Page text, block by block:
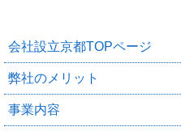
会社設立京都TOPページ
弊社のメリット
事業内容